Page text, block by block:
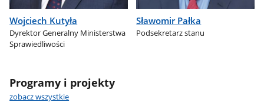
Wojciech Kutyła
Dyrektor Generalny Ministerstwa
Sprawiedliwości
Sławomir Pałka
Podsekretarz stanu
Programy i projekty
zobacz wszystkie